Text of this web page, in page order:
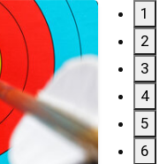
1
2
3
4
5
6